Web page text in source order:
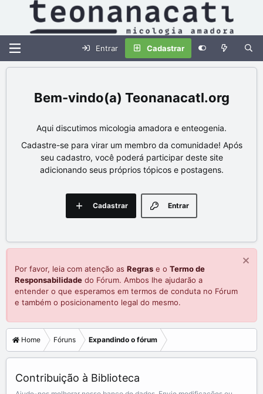
Entrar Cadastrar
Teonanacatl.org
Aqui discutimos micologia amadora e enteogenia.
Cadastre-se para virar um membro da comunidade! Após
seu cadastro, você poderá participar deste site
adicionando seus próprios tópicos e postagens.
Entrar
Cadastrar
Por favor, leia com atenção as Regras e o Termo de
Responsabilidade do Fórum. Ambos lhe ajudarão a
entender o que esperamos em termos de conduta no Fórum
e também o posicionamento legal do mesmo.
Home Fóruns Expandindo o fórum
Contribuição à Biblioteca